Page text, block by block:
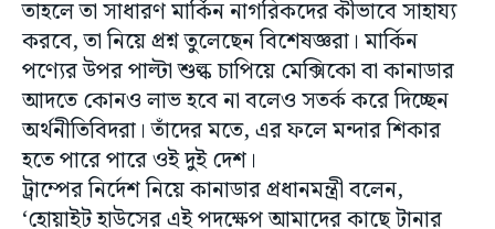
তাহলে তা সাধারণ মার্কিন নাগরিকদের কীভাবে সাহায্য
করবে, তা নিয়ে প্রশ্ন তুলেছেন বিশেষজ্ঞরা। মার্কিন
পণ্যের উপর পাল্টা শুল্ক চাপিয়ে মেক্সিকো বা কানাডার
আদতে কোনও লাভ হবে না বলেও সতর্ক করে দিচ্ছেন
অর্থনীতিবিদরা। তাঁদের মতে, এর ফলে মন্দার শিকার
হতে পারে পারে ওই দুই দেশ।
ট্রাম্পের নির্দেশ নিয়ে কানাডার প্রধানমন্ত্রী বলেন,
‘হোয়াইট হাউসের এই পদক্ষেপ আমাদের কাছে টানার